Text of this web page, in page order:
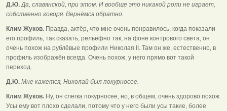
Д.Ю.Да, славянской, при этом. И вообще это никакой роли не играет,
собственно говоря. Вернёмся обратно.
Клим Жуков. Правда, актёр, что мне очень понравилось, когда показали
его профиль, так сказать, рельефно так, на фоне контрового света, он
очень похож на рублёвые профили Николая II. Там он же, естественно, в
профиль изображён всегда. Очень похож, у него прямо вот такой
переход.
Д.Ю. Мне кажется, Николай был покурносее.
Клим Жуков. Ну, он слегка покурносее, но, в общем, очень здорово похож.
Усы ему вот плохо сделали, потому что у него были усы такие, более